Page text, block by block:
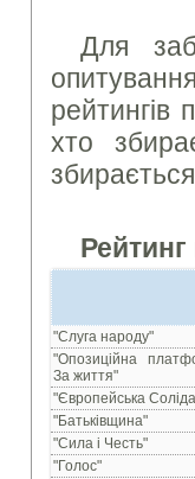
Для
рейтингів
хто
"Слуга народу"
"Опозиційна
За життя"
"Європейська
"Батьківщина"
"Сила і Честь"
"Голос"